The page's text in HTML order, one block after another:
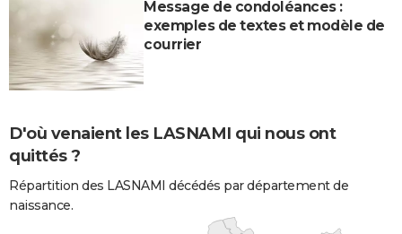
Message de condoléances :
exemples de textes et modèle de
courrier
D'où venaient les LASNAMI qui nous ont
quittés ?
Répartition des LASNAMI décédés par département de
naissance.